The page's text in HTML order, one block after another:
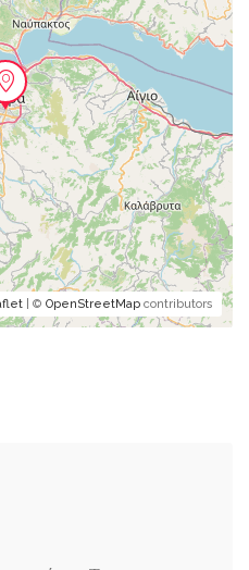
| © OpenStreetMap contributors